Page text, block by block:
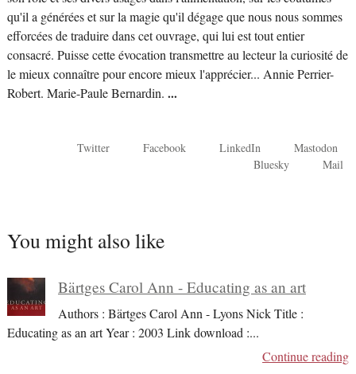
qu'il a générées et sur la magie qu'il dégage que nous nous sommes
efforcées de traduire dans cet ouvrage, qui lui est tout entier
consacré. Puisse cette évocation transmettre au lecteur la curiosité de
le mieux connaître pour encore mieux l'apprécier... Annie Perrier-
Robert. Marie-Paule Bernardin. ...
Twitter Facebook LinkedIn
Mastodon
Bluesky
Mail
You might also like
Bärtges Carol Ann - Educating as an art
Authors : Bärtges Carol Ann - Lyons Nick Title :
Educating as an art Year : 2003 Link download :...
Continue reading